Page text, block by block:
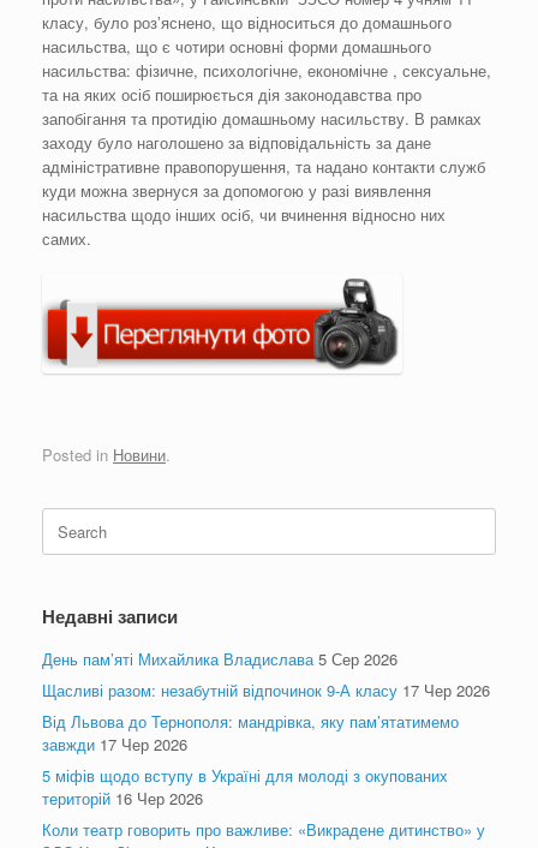
класу, було розʼяснено, що відноситься до домашнього
насильства, що є чотири основні форми домашнього
насильства: фізичне, психологічне, економічне , сексуальне,
та на яких осіб поширюється дія законодавства про
запобігання та протидію домашньому насильству. В рамках
заходу було наголошено за відповідальність за дане
адміністративне правопорушення, та надано контакти служб
куди можна звернуся за допомогою у разі виявлення
насильства щодо інших осіб, чи вчинення відносно них
самих.
Posted in Новини.
Search
for:
Недавні записи
День пам’яті Михайлика Владислава 5 Сер 2026
Щасливі разом: незабутній відпочинок 9-А класу 17 Чер 2026
Від Львова до Тернополя: мандрівка, яку пам’ятатимемо
завжди 17 Чер 2026
5 міфів щодо вступу в Україні для молоді з окупованих
територій 16 Чер 2026
Коли театр говорить про важливе: «Викрадене дитинство» у